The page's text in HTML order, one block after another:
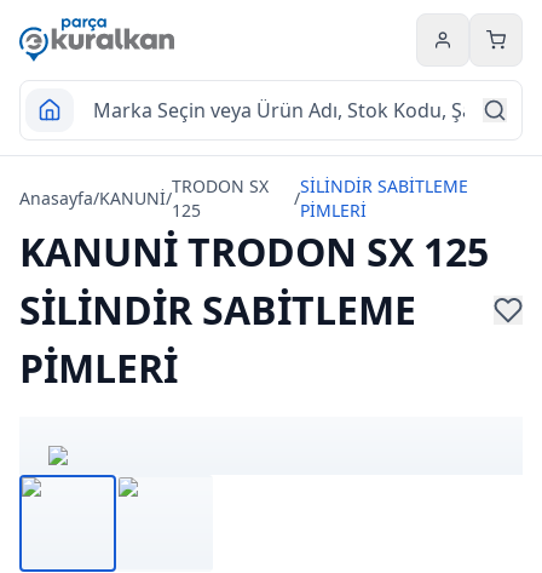
Hesabım
Anasayfa/KANUNİ/
TRODON SX
125
/
SİLİNDİR SABİTLEME
PİMLERİ
KANUNİ TRODON SX 125
SİLİNDİR SABİTLEME
PİMLERİ